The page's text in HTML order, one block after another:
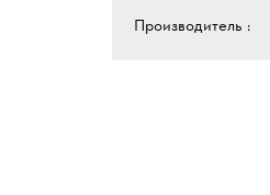
Производитель :